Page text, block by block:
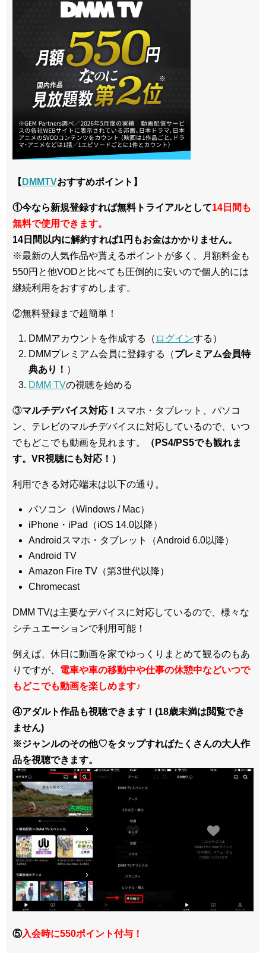
【 DMMTVおすすめポイント】
①今なら新規登録すれば無料トライアルとして14日間も
無料で使用できます。
14日間以内に解約すれば1円もお金はかかりません。
※最新の人気作品や貰えるポイントが多く、月額料金も
550円と他VODと比べても圧倒的に安いので個人的には
継続利用をおすすめします。
②無料登録まで超簡単！
DMMアカウントを作成する（ ログインする）
DMMプレミアム会員に登録する（プレミアム会員特
典あり！ ）
DMM TVの視聴を始める
③マルチデバイス対応！ スマホ・タブレット、パソコ
ン、テレビのマルチデバイスに対応しているので、いつ
でもどこでも動画を見れます。
（PS4/PS5でも観れま
す。VR視聴にも対応！）
利用できる対応端末は以下の通り。
パソコン（Windows / Mac）
iPhone・iPad（iOS 14.0以降）
Androidスマホ・タブレット（Android 6.0以降）
Android TV
Amazon Fire TV（第3世代以降）
Chromecast
DMM TVは主要なデバイスに対応しているので、 様々な
シチュエーションで利用可能！
例えば、休日に動画を家でゆっくりまとめて観るのもあ
りですが、 電車や車の移動中や仕事の休憩中などいつで
もどこでも動画を楽しめます♪
④アダルト作品も視聴できます！(18歳未満は閲覧でき
ません)
※ジャンルのその他♡をタップすればたくさんの大人作
品を視聴できます。
⑤入会時に550ポイント付与！